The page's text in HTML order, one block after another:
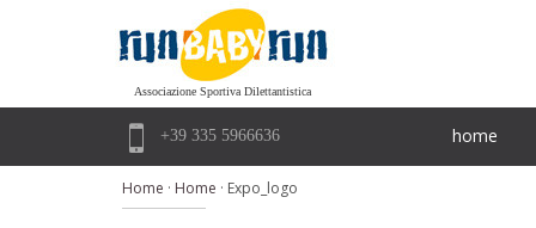
Associazione Sportiva Dilettantistica
 +39 335 5966636 home
Home · Home · Expo_logo